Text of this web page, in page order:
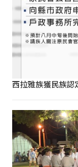
西拉雅族獲民族認